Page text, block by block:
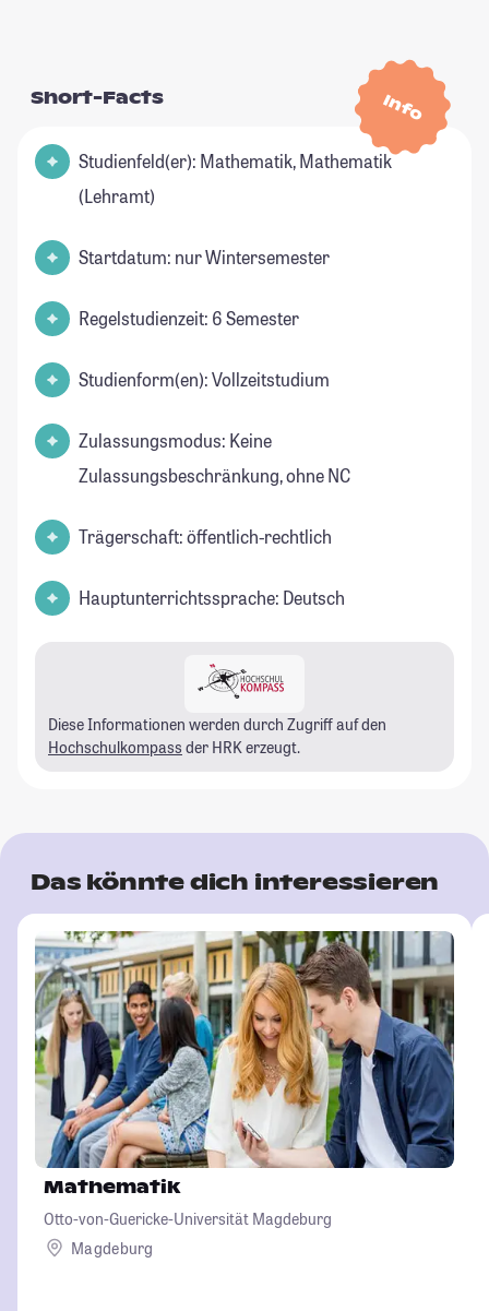
Info
Short-Facts
Studienfeld(er): Mathematik, Mathematik
(Lehramt)
Startdatum: nur Wintersemester
Regelstudienzeit: 6 Semester
Studienform(en): Vollzeitstudium
Zulassungsmodus: Keine
Zulassungsbeschränkung, ohne NC
Trägerschaft: öffentlich-rechtlich
Hauptunterrichtssprache: Deutsch
Diese Informationen werden durch Zugriff auf den
Hochschulkompass der HRK erzeugt.
Das könnte dich interessieren
Mathematik
Otto-von-Guericke-Universität Magdeburg
Magdeburg